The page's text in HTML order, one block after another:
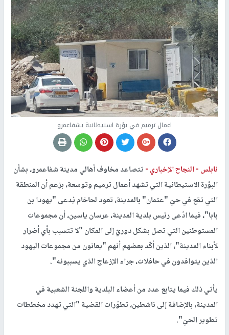
اعمال ترميم في بؤرة استيطانية بشفاعمرو
نابلس -النجاح الإخباري -تتصاعد مخاوف أهالي مدينة شفاعمرو، بشأن
البؤرة الاستيطانية التي تشهد أعمال ترميم وتوسعة، بزعم أن المنطقة
التي تقع في حيّ "عثمان" بالمدينة، تعود لحاخام يُدعى "يهودا بن
بابا"، فيما ادّعى رئيس بلدية المدينة، عرسان ياسين، أن مجموعات
المستوطنين التي تصل بشكل دوريّ إلى المكان "لا تتسبب بأي أضرار
لأبناء المدينة"، الذين أكّد بعضهم أنهم "يعانون من مجموعات اليهود
الذين يتوافدون في حافلات، جراء الإزعاج الذي يسببونه".
يأتي ذلك فيما يتابع عدد من أعضاء البلدية واللجنة الشعبية في
المدينة، بالإضافة إلى ناشطين، تطوّرات القضية "التي تهدد مخططات
تطوير الحيّ".